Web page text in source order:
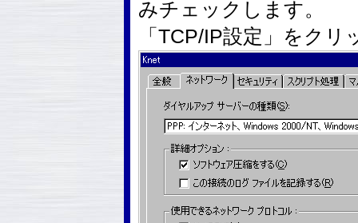
みチェックします。
「TCP/IP設定」をクリ